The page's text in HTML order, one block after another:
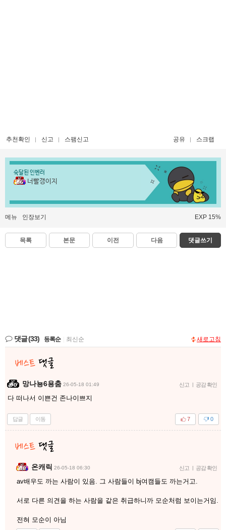
추천확인 신고 스팸신고 공유 스크랩
숙달된 인벤러
너빨갱이지
메뉴 인장보기 EXP 15%
목록 본문 이전 다음 댓글쓰기
댓글(33) 등록순 최신순 새로고침
망나뇽6용춤 26-05-18 01:49 신고 | 공감 확인
다 떠나서 이쁜건 존나이쁘지
답글 이동 0
7
온캐릭 26-05-18 06:30 신고 | 공감 확인
av배우도 까는 사람이 있음. 그 사람들이 bj여캠들도 까는거고.
서로 다른 의견을 하는 사람을 같은 취급하니까 모순처럼 보이는거임.
전혀 모순이 아님